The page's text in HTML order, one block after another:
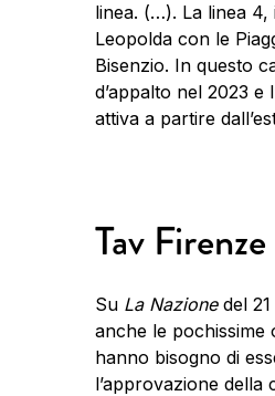
linea. (…). La linea 4,
Leopolda con le
Bisenzio. In questo
d’appalto nel 2023
attiva a partire
Tav Firenze
Su La Nazionedel 21
anche le
hanno bisogno di
l’approvazione